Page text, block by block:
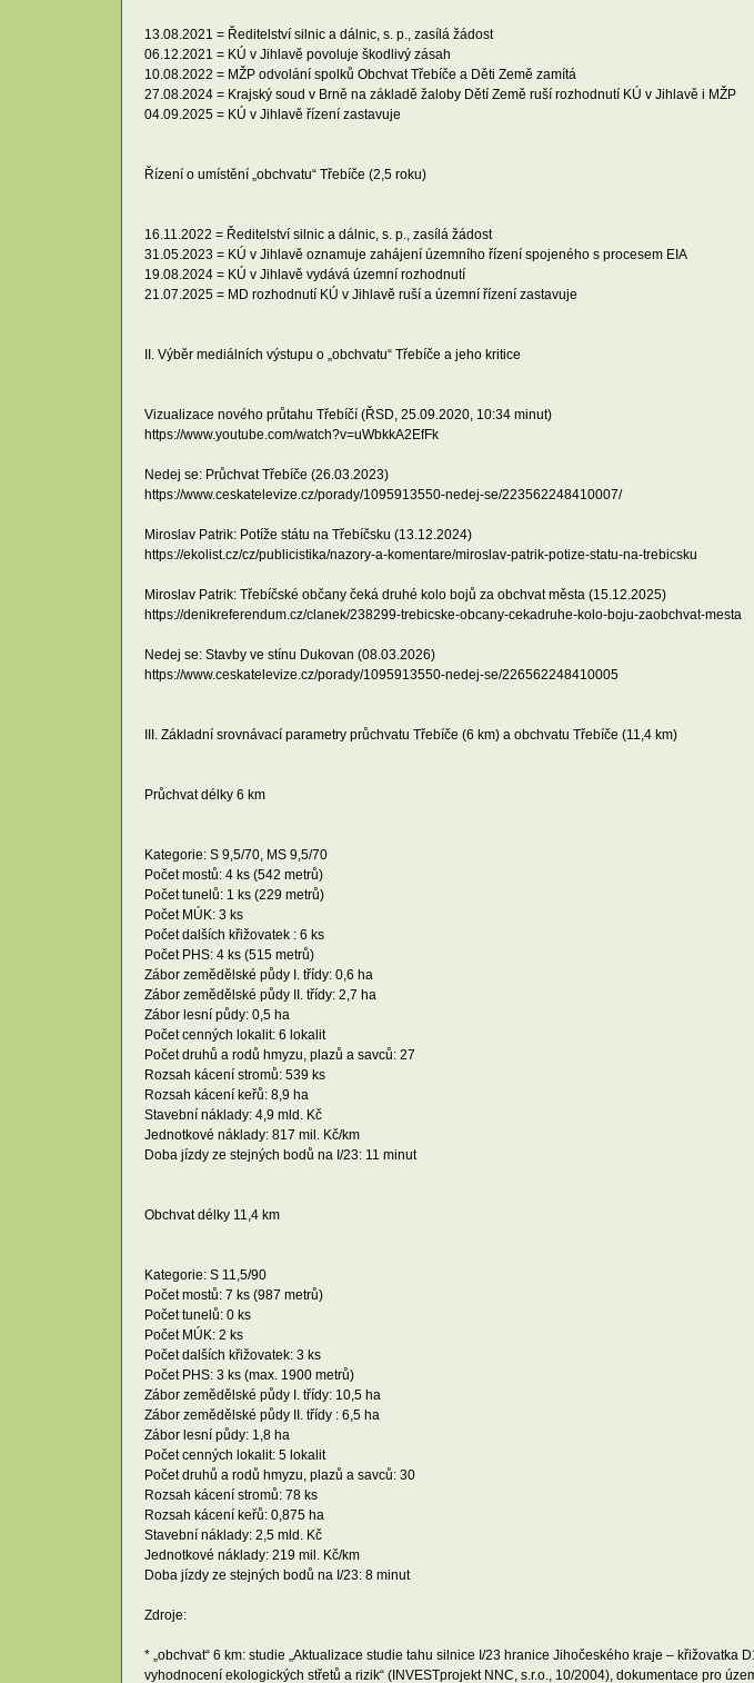
13.08.2021 = Ředitelství silnic a dálnic, s. p., zasílá žádost
06.12.2021 = KÚ v Jihlavě povoluje škodlivý zásah
10.08.2022 = MŽP odvolání spolků Obchvat Třebíče a Děti Země zamítá
27.08.2024 = Krajský soud v Brně na základě žaloby Dětí Země ruší rozhodnutí KÚ v Jihlavě i MŽP
04.09.2025 = KÚ v Jihlavě řízení zastavuje
Řízení o umístění „obchvatu“ Třebíče (2,5 roku)
16.11.2022 = Ředitelství silnic a dálnic, s. p., zasílá žádost
31.05.2023 = KÚ v Jihlavě oznamuje zahájení územního řízení spojeného s procesem EIA
19.08.2024 = KÚ v Jihlavě vydává územní rozhodnutí
21.07.2025 = MD rozhodnutí KÚ v Jihlavě ruší a územní řízení zastavuje
II. Výběr mediálních výstupu o „obchvatu“ Třebíče a jeho kritice
Vizualizace nového průtahu Třebíčí (ŘSD, 25.09.2020, 10:34 minut)
https://www.youtube.com/watch?v=uWbkkA2EfFk
Nedej se: Průchvat Třebíče (26.03.2023)
https://www.ceskatelevize.cz/porady/1095913550-nedej-se/223562248410007/
Miroslav Patrik: Potíže státu na Třebíčsku (13.12.2024)
https://ekolist.cz/cz/publicistika/nazory-a-komentare/miroslav-patrik-potize-statu-na-trebicsku
Miroslav Patrik: Třebíčské občany čeká druhé kolo bojů za obchvat města (15.12.2025)
https://denikreferendum.cz/clanek/238299-trebicske-obcany-cekadruhe-kolo-boju-zaobchvat-mesta
Nedej se: Stavby ve stínu Dukovan (08.03.2026)
https://www.ceskatelevize.cz/porady/1095913550-nedej-se/226562248410005
III. Základní srovnávací parametry průchvatu Třebíče (6 km) a obchvatu Třebíče (11,4 km)
Průchvat délky 6 km
Kategorie: S 9,5/70, MS 9,5/70
Počet mostů: 4 ks (542 metrů)
Počet tunelů: 1 ks (229 metrů)
Počet MÚK: 3 ks
Počet dalších křižovatek : 6 ks
Počet PHS: 4 ks (515 metrů)
Zábor zemědělské půdy I. třídy: 0,6 ha
Zábor zemědělské půdy II. třídy: 2,7 ha
Zábor lesní půdy: 0,5 ha
Počet cenných lokalit: 6 lokalit
Počet druhů a rodů hmyzu, plazů a savců: 27
Rozsah kácení stromů: 539 ks
Rozsah kácení keřů: 8,9 ha
Stavební náklady: 4,9 mld. Kč
Jednotkové náklady: 817 mil. Kč/km
Doba jízdy ze stejných bodů na I/23: 11 minut
Obchvat délky 11,4 km
Kategorie: S 11,5/90
Počet mostů: 7 ks (987 metrů)
Počet tunelů: 0 ks
Počet MÚK: 2 ks
Počet dalších křižovatek: 3 ks
Počet PHS: 3 ks (max. 1900 metrů)
Zábor zemědělské půdy I. třídy: 10,5 ha
Zábor zemědělské půdy II. třídy : 6,5 ha
Zábor lesní půdy: 1,8 ha
Počet cenných lokalit: 5 lokalit
Počet druhů a rodů hmyzu, plazů a savců: 30
Rozsah kácení stromů: 78 ks
Rozsah kácení keřů: 0,875 ha
Stavební náklady: 2,5 mld. Kč
Jednotkové náklady: 219 mil. Kč/km
Doba jízdy ze stejných bodů na I/23: 8 minut
Zdroje:
* „obchvat“ 6 km: studie „Aktualizace studie tahu silnice I/23 hranice Jihočeského kraje – křižovatka
vyhodnocení ekologických střetů a rizik“ (INVESTprojekt NNC, s.r.o., 10/2004), dokumentace pro